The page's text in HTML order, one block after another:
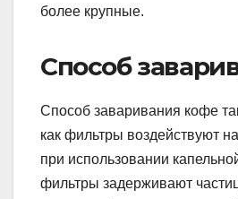
более крупные.
Способ
Способ заваривания кофе
как фильтры воздействуют
при использовании
фильтры задерживают